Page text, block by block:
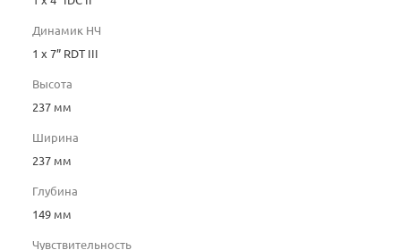
Динамик НЧ
1 х 7” RDT III
Высота
237 мм
Ширина
237 мм
Глубина
149 мм
Чувствительность